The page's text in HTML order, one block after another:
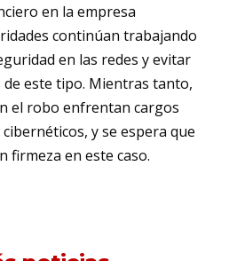
en la empresa
continúan trabajando
en las redes y evitar
este tipo. Mientras tanto,
el robo enfrentan cargos
y se espera que
firmeza en este caso.